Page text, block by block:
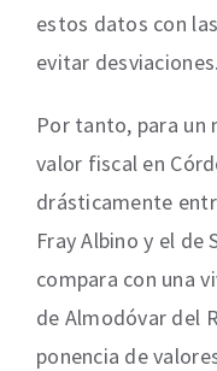
estos datos con
evitar desviaciones.
Por tanto, para un
valor fiscal en
drásticamente
Fray Albino y el de
compara con una
de Almodóvar del
ponencia de